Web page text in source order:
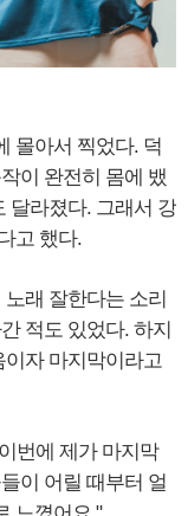
몰아서 찍었다. 덕
이 완전히 몸에 뱄
달라졌다. 그래서 강
고 했다.
래 잘한다는 소리
적도 있었다. 하지
자 마지막이라고
번에 제가 마지막
이 어릴 때부터 얼